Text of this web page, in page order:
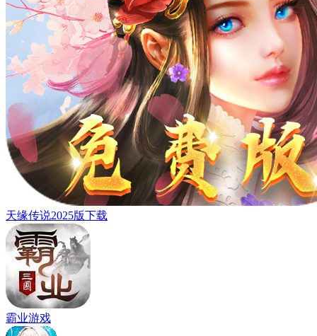
天缘传说2025版下载
霸业游戏